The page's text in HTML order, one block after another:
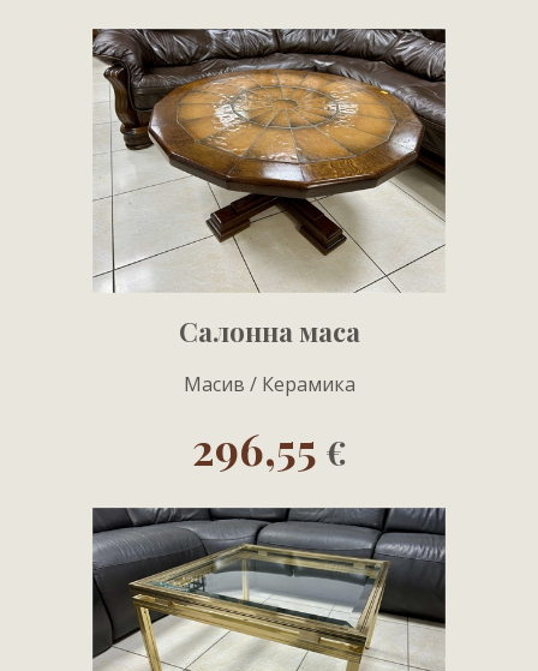
Салонна маса
Масив / Керамика
296,55 €